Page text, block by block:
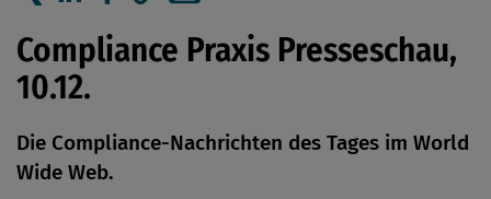
Artikel auf Xing teilen
Artikel auf linkedIn teilen
Artikel auf Facebook teilen
Artikellink kopieren
Artikel per Mail teilen
Compliance Praxis Presseschau,
10.12.
Die Compliance-Nachrichten des Tages im World
Wide Web.